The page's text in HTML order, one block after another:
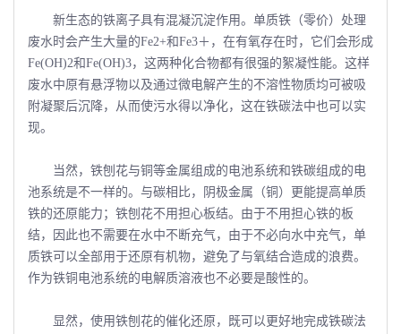
新生态的铁离子具有混凝沉淀作用。单质铁（零价）处理
废水时会产生大量的Fe2+和Fe3＋，在有氧存在时，它们会形成
Fe(OH)2和Fe(OH)3，这两种化合物都有很强的絮凝性能。这样
废水中原有悬浮物以及通过微电解产生的不溶性物质均可被吸
附凝聚后沉降，从而使污水得以净化，这在铁碳法中也可以实
现。
当然，铁刨花与铜等金属组成的电池系统和铁碳组成的电
池系统是不一样的。与碳相比，阴极金属（铜）更能提高单质
铁的还原能力；铁刨花不用担心板结。由于不用担心铁的板
结，因此也不需要在水中不断充气，由于不必向水中充气，单
质铁可以全部用于还原有机物，避免了与氧结合造成的浪费。
作为铁铜电池系统的电解质溶液也不必要是酸性的。
显然，使用铁刨花的催化还原，既可以更好地完成铁碳法